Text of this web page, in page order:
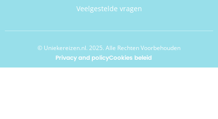
Veelgestelde vragen
© Uniekereizen.nl. 2025. Alle Rechten Voorbehouden
Privacy and policyCookies beleid